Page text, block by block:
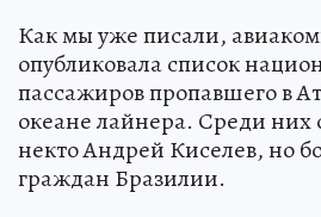
Как мы уже писали,
опубликовала список
пассажиров пропавшего в
океане лайнера. Среди
некто Андрей Киселев, но
граждан Бразилии.